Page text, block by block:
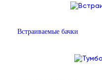
Встраиваемые бачки